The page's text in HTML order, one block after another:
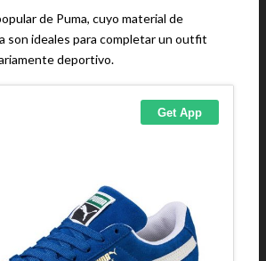
de Puma, cuyo material de
son ideales para completar un outfit
deportivo.